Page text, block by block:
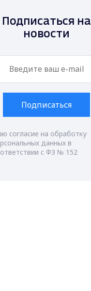
Подписаться на
новости
Подписаться
согласие на обработку
данных в
с ФЗ № 152